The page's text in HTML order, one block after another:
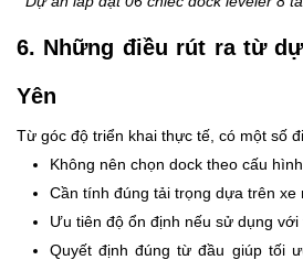
6. Những điều rút ra từ
Yên
Từ góc độ triển khai thực tế, có một số
Không nên chọn dock theo cấu
Cần tính đúng tải trọng dựa trên xe
Ưu tiên độ ổn định nếu sử dụng với
Quyết định đúng từ đầu giúp tối